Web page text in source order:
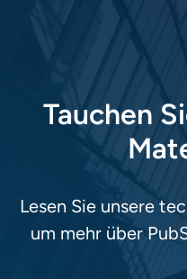
Tauchen
Lesen Sie unsere
um mehr über